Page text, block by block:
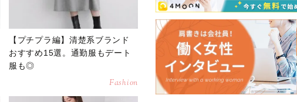
【プチプラ編】清楚系ブランド
おすすめ15選。通勤服もデート
服も◎
Fashion